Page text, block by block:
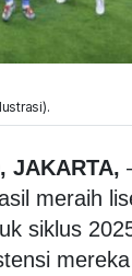
JAKARTA,
meraih
siklus